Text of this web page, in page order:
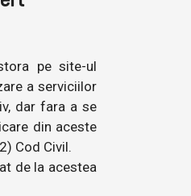
pe site-ul
a serviciilor
dar fara a se
din aceste
Cod Civil.
de la acestea